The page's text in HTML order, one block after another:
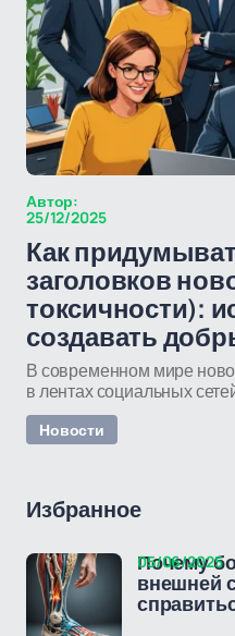
Автор:
25/12/2025
Как
заголовков
токсичности):
создавать
В современном мире
в лентах социальных
Новости
Избранное
Почему
внешней
05/06/2025